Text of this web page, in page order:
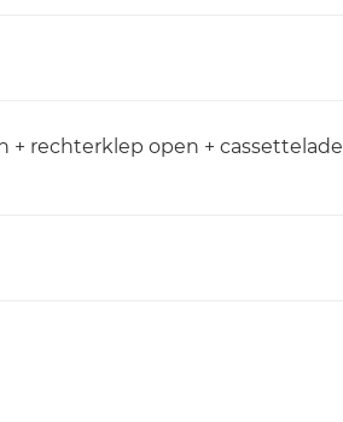
+ rechterklep open + cassettelade